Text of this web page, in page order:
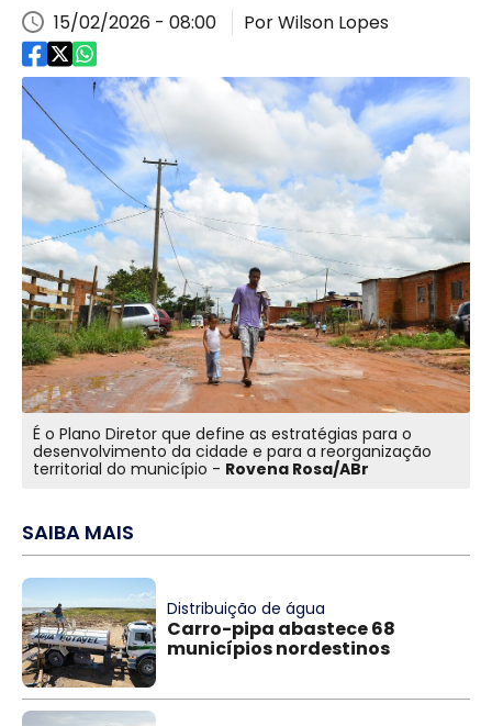
15/02/2026 - 08:00 Por Wilson Lopes
É o Plano Diretor que define as estratégias para o
desenvolvimento da cidade e para a reorganização
territorial do município - Rovena Rosa/ABr
SAIBA MAIS
Distribuição de água
Carro-pipa abastece 68
municípios nordestinos